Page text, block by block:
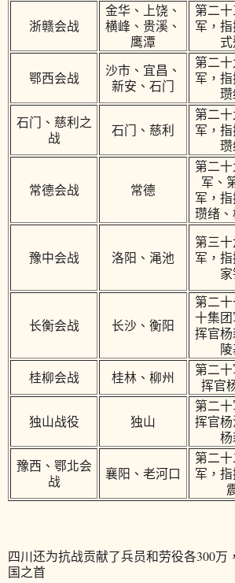
浙赣会战
金华、上饶、
横峰、贵溪、
鹰潭
第二
军，
鄂西会战
沙市、宜昌、
新安、石门
第二
军，
石门、慈利之
战
石门、慈利
第二
军，
常德会战 常德
第二
军、
军，
瓒绪
豫中会战 洛阳、渑池
第三
军，
长衡会战 长沙、衡阳
第二
十集
挥官
桂柳会战 桂林、柳州
第二
挥官
独山战役 独山
第二
挥官杨
豫西、鄂北会
战
襄阳、老河口
第二
军，
四川还为抗战贡献了兵员和劳役各300万
国之首